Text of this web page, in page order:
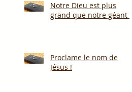
Notre Dieu est plus
grand que notre géant !
Proclame le nom de
Jésus !